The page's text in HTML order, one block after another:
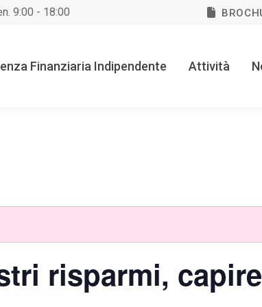
9:00 - 18:00
Finanziaria Indipendente Attività
risparmi,